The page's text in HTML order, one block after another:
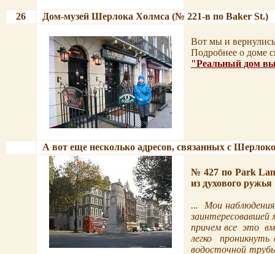
26
Дом-музей Шерлока Холмса (№ 221-в по Baker St.)
Вот мы и
Подробнее о доме
"Реальный дом
А вот еще несколько адресов, связанных с
№ 427 по Park
из духового ружья
...
Мои
заинтересовавшей
причем все это
легко
проникнуть
водосточной